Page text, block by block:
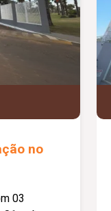
no
03